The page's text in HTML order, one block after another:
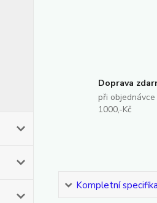
Doprava
při
1000,-Kč
Kompletní